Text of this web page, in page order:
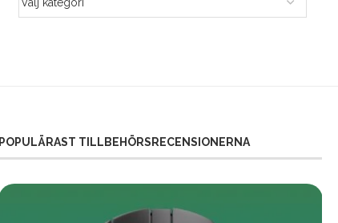
POPULÄRAST TILLBEHÖRSRECENSIONERNA